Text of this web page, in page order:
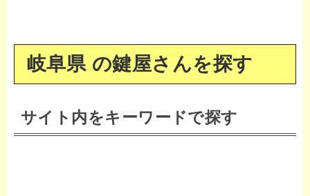
岐阜県 の鍵屋さんを探す
サイト内をキーワードで探す